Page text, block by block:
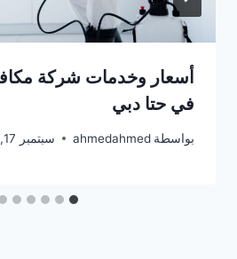
أسعار وخدمات شركة
في حتا دبي
بواسطة ahmedahmed سبتمبر 17, 2025